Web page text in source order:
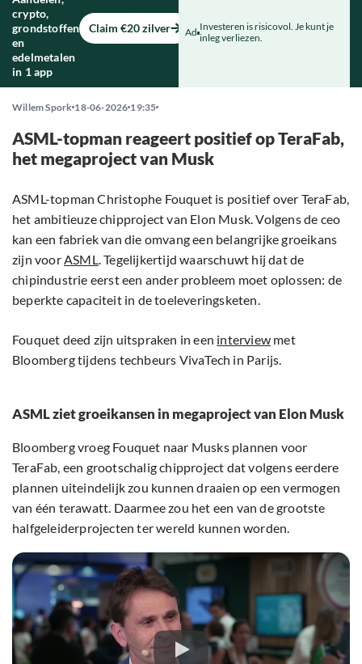
crypto,
grondstoffen
en
edelmetalen
in 1 app
Claim €20 zilver Ad Investeren is risicovol. Je kunt je
inleg verliezen.
Willem Spork 18-06-2026 19:35
ASML-topman reageert positief op TeraFab,
het megaproject van Musk
ASML-topman Christophe Fouquet is positief over TeraFab,
het ambitieuze chipproject van Elon Musk. Volgens de ceo
kan een fabriek van die omvang een belangrijke groeikans
zijn voorASML. Tegelijkertijd waarschuwt hij dat de
chipindustrie eerst een ander probleem moet oplossen: de
beperkte capaciteit in de toeleveringsketen.
Fouquet deed zijn uitspraken in een interview met
Bloomberg tijdens techbeurs VivaTech in Parijs.
ASML ziet groeikansen in megaproject van Elon Musk
Bloomberg vroeg Fouquet naar Musks plannen voor
TeraFab, een grootschalig chipproject dat volgens eerdere
plannen uiteindelijk zou kunnen draaien op een vermogen
van één terawatt. Daarmee zou het een van de grootste
halfgeleiderprojecten ter wereld kunnen worden.